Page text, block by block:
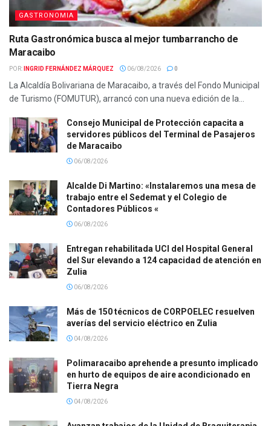
GASTRONOMIA
Ruta Gastronómica busca al mejor tumbarrancho de
Maracaibo
POR: INGRID FERNÁNDEZ MÁRQUEZ 06/08/2026 0
La Alcaldía Bolivariana de Maracaibo, a través del Fondo Municipal
de Turismo (FOMUTUR), arrancó con una nueva edición de la...
Consejo Municipal de Protección capacita a
servidores públicos del Terminal de Pasajeros
de Maracaibo
06/08/2026
Alcalde Di Martino: «Instalaremos una mesa de
trabajo entre el Sedemat y el Colegio de
Contadores Públicos «
06/08/2026
Entregan rehabilitada UCI del Hospital General
del Sur elevando a 124 capacidad de atención en
Zulia
06/08/2026
Más de 150 técnicos de CORPOELEC resuelven
averías del servicio eléctrico en Zulia
04/08/2026
Polimaracaibo aprehende a presunto implicado
en hurto de equipos de aire acondicionado en
Tierra Negra
04/08/2026